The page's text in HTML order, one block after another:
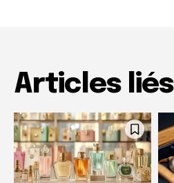
Articles liés